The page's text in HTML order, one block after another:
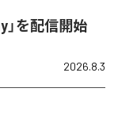
」を配信開始
2026.8.3